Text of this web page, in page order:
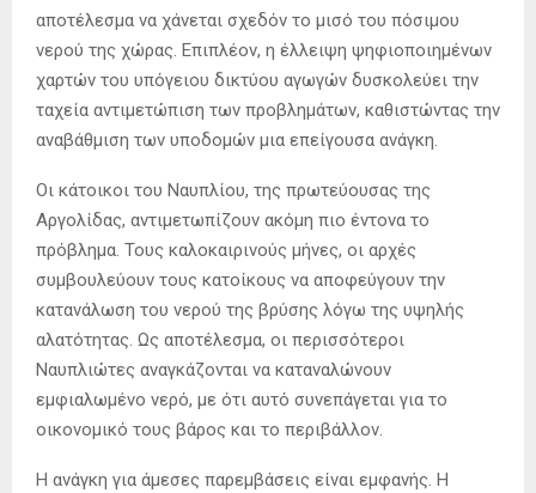
αποτέλεσμα να χάνεται σχεδόν το μισό του πόσιμου
νερού της χώρας. Επιπλέον, η έλλειψη ψηφιοποιημένων
χαρτών του υπόγειου δικτύου αγωγών δυσκολεύει την
ταχεία αντιμετώπιση των προβλημάτων, καθιστώντας την
αναβάθμιση των υποδομών μια επείγουσα ανάγκη.
Οι κάτοικοι του Ναυπλίου, της πρωτεύουσας της
Αργολίδας, αντιμετωπίζουν ακόμη πιο έντονα το
πρόβλημα. Τους καλοκαιρινούς μήνες, οι αρχές
συμβουλεύουν τους κατοίκους να αποφεύγουν την
κατανάλωση του νερού της βρύσης λόγω της υψηλής
αλατότητας. Ως αποτέλεσμα, οι περισσότεροι
Ναυπλιώτες αναγκάζονται να καταναλώνουν
εμφιαλωμένο νερό, με ότι αυτό συνεπάγεται για το
οικονομικό τους βάρος και το περιβάλλον.
Η ανάγκη για άμεσες παρεμβάσεις είναι εμφανής. Η